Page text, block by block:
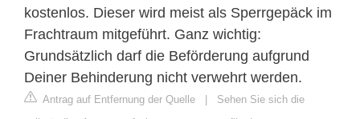
kostenlos. Dieser wird meist als Sperrgepäck im
Frachtraum mitgeführt. Ganz wichtig:
Grundsätzlich darf die Beförderung aufgrund
Deiner Behinderung nicht verwehrt werden.
Antrag auf Entfernung der Quelle | Sehen Sie sich die